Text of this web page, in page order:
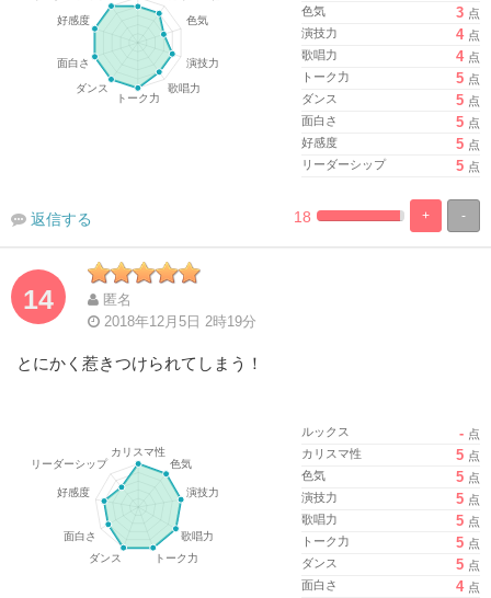
色気
3 点
演技力
4 点
歌唱力
4 点
トーク力
5 点
ダンス
5 点
面白さ
5 点
好感度
5 点
リーダーシップ
5 点
-
+
%
100%
18
返信する
14
匿名
2018年12月5日 2時19分
とにかく惹きつけられてしまう！
ルックス - 点
カリスマ性
5 点
色気
5 点
演技力
5 点
歌唱力
5 点
トーク力
5 点
ダンス
5 点
面白さ
4 点